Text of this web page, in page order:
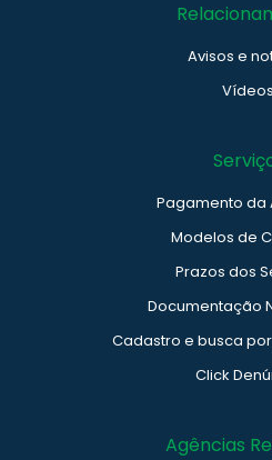
Avisos e
Vídeos
Pagamento da
Modelos de
Prazos dos
Documentação
Cadastro e busca
Click
Agências